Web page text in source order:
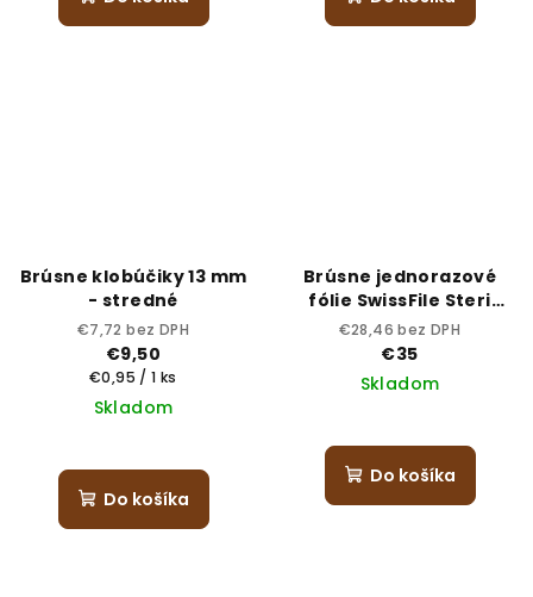
Brúsne klobúčiky 13 mm
- stredné
€7,72 bez DPH
€9,50
Jednotková
cena:
€0,95 / 1 ks
Skladom
Do košíka
Brúsne jednorazové
fólie SwissFile Steri
G220 – zrnitosť 220
(jemná)
€28,46 bez DPH
€35
Skladom
Do košíka